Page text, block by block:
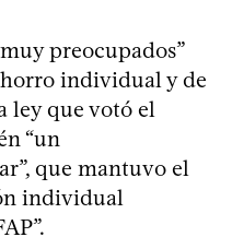
preocupados”
individual y de
ley que votó el
“un
que mantuvo el
individual